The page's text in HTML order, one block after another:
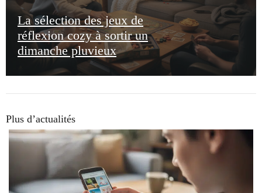
La sélection des jeux de
réflexion cozy à sortir un
dimanche pluvieux
Plus d’actualités